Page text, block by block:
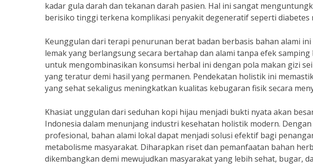
kadar gula darah dan tekanan darah pasien. Hal ini sangat
berisiko tinggi terkena komplikasi penyakit degeneratif seperti diabetes
Keunggulan dari terapi penurunan berat badan berbasis bahan alami
lemak yang berlangsung secara bertahap dan alami tanpa efek
untuk mengombinasikan konsumsi herbal ini dengan pola makan gizi
yang teratur demi hasil yang permanen. Pendekatan holistik ini
yang sehat sekaligus meningkatkan kualitas kebugaran fisik secara
Khasiat unggulan dari seduhan kopi hijau menjadi bukti nyata akan
Indonesia dalam menunjang industri kesehatan holistik modern.
profesional, bahan alami lokal dapat menjadi solusi efektif bagi
metabolisme masyarakat. Diharapkan riset dan pemanfaatan bahan
dikembangkan demi mewujudkan masyarakat yang lebih sehat, bugar,